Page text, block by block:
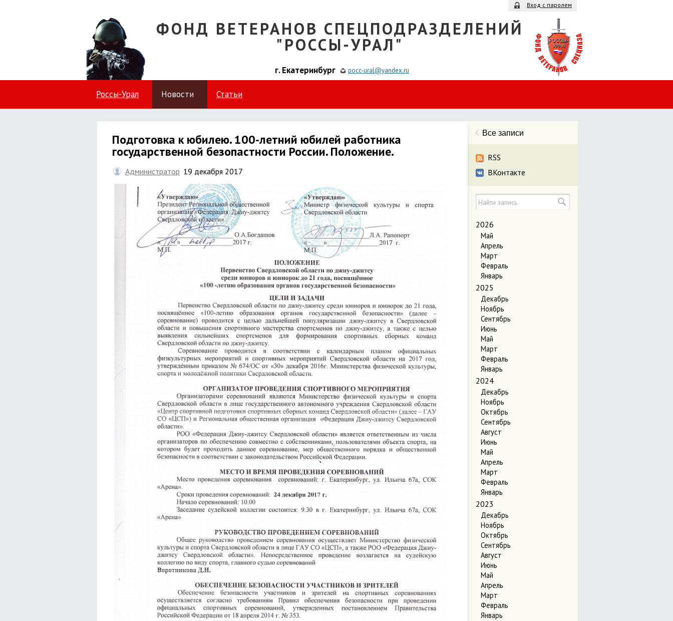
Вход с паролем
ФОНД ВЕТЕРАНОВ СПЕЦПОДРАЗДЕЛЕНИЙ
"РОССЫ-УРАЛ"
г. Екатеринбург pocc-ural@yandex.ru
Россы-Урал Новости Статьи
Все записи
RSS
ВКонтакте
2026
Май
Апрель
Март
Февраль
Январь
2025
Декабрь
Ноябрь
Сентябрь
Июнь
Май
Март
Февраль
Январь
2024
Декабрь
Ноябрь
Октябрь
Сентябрь
Август
Июнь
Май
Апрель
Март
Февраль
Январь
2023
Декабрь
Ноябрь
Октябрь
Сентябрь
Август
Июнь
Май
Апрель
Март
Февраль
Январь
Подготовка к юбилею. 100-летний юбилей работника
государственной безопастности России. Положение.
Администратор 19 декабря 2017